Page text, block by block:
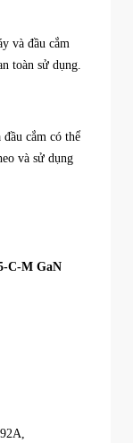
và đầu cắm
toàn sử dụng.
cắm có thể
và sử dụng
C-M GaN